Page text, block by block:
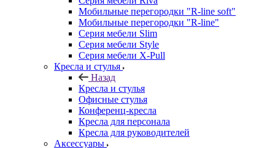
Мобильные перегородки "R-line soft"
Мобильные перегородки "R-line"
Серия мебели Slim
Серия мебели Style
Серия мебели X-Pull
Кресла и стулья
Назад
Кресла и стулья
Офисные стулья
Конференц-кресла
Кресла для персонала
Кресла для руководителей
Аксессуары